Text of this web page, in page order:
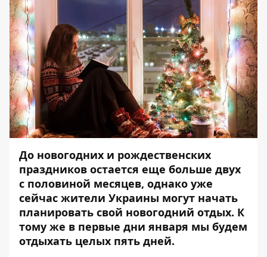
До новогодних и рождественских
праздников остается еще больше двух
с половиной месяцев, однако уже
сейчас жители Украины могут начать
планировать свой новогодний отдых. К
тому же в первые дни января мы будем
отдыхать целых пять дней.